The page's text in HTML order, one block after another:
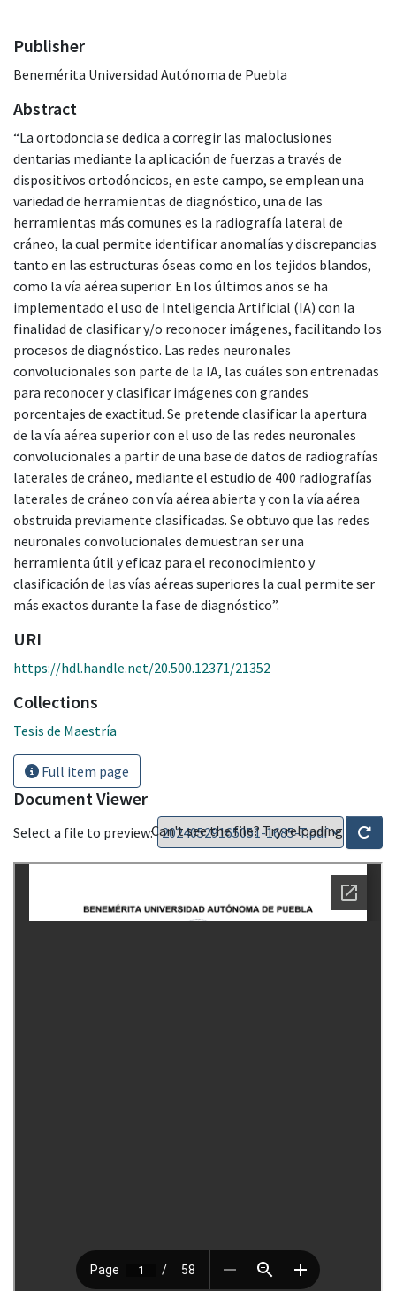
Publisher
Benemérita Universidad Autónoma de Puebla
Abstract
“La ortodoncia se dedica a corregir las maloclusiones
dentarias mediante la aplicación de fuerzas a través de
dispositivos ortodóncicos, en este campo, se emplean una
variedad de herramientas de diagnóstico, una de las
herramientas más comunes es la radiografía lateral de
cráneo, la cual permite identificar anomalías y discrepancias
tanto en las estructuras óseas como en los tejidos blandos,
como la vía aérea superior. En los últimos años se ha
implementado el uso de Inteligencia Artificial (IA) con la
finalidad de clasificar y/o reconocer imágenes, facilitando los
procesos de diagnóstico. Las redes neuronales
convolucionales son parte de la IA, las cuáles son entrenadas
para reconocer y clasificar imágenes con grandes
porcentajes de exactitud. Se pretende clasificar la apertura
de la vía aérea superior con el uso de las redes neuronales
convolucionales a partir de una base de datos de radiografías
laterales de cráneo, mediante el estudio de 400 radiografías
laterales de cráneo con vía aérea abierta y con la vía aérea
obstruida previamente clasificadas. Se obtuvo que las redes
neuronales convolucionales demuestran ser una
herramienta útil y eficaz para el reconocimiento y
clasificación de las vías aéreas superiores la cual permite ser
más exactos durante la fase de diagnóstico”.
URI
https://hdl.handle.net/20.500.12371/21352
Collections
Tesis de Maestría
Full item page
Document Viewer
Select a file to preview:Can't see the file? Try reloading